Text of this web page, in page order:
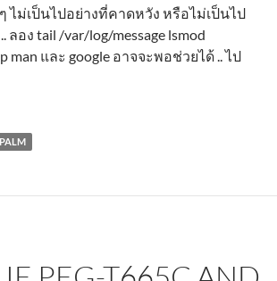
ไม่เป็นไปอย่างที่คาดหวัง หรือไม่เป็นไป
ลอง tail /var/log/message lsmod
man และ google อาจจะพอช่วยได้ .. ไป
PALM